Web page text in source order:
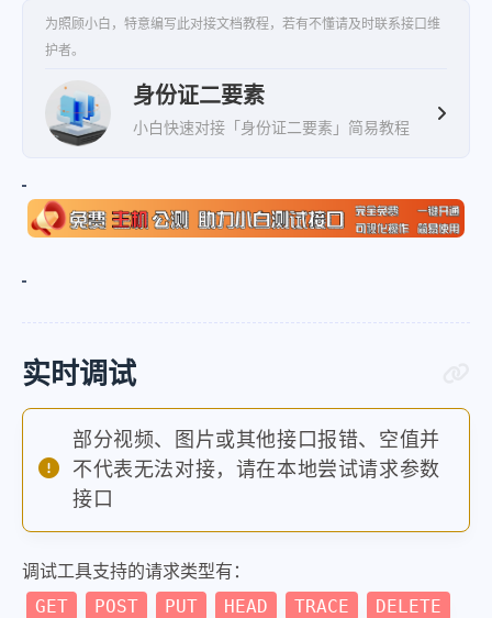
为照顾小白，特意编写此对接文档教程，若有不懂请及时联系接口维
护者。
身份证二要素
小白快速对接「身份证二要素」简易教程
实时调试
部分视频、图片或其他接口报错、空值并
不代表无法对接，请在本地尝试请求参数
接口
调试工具支持的请求类型有：
GET POST PUT HEAD TRACE
DELETE